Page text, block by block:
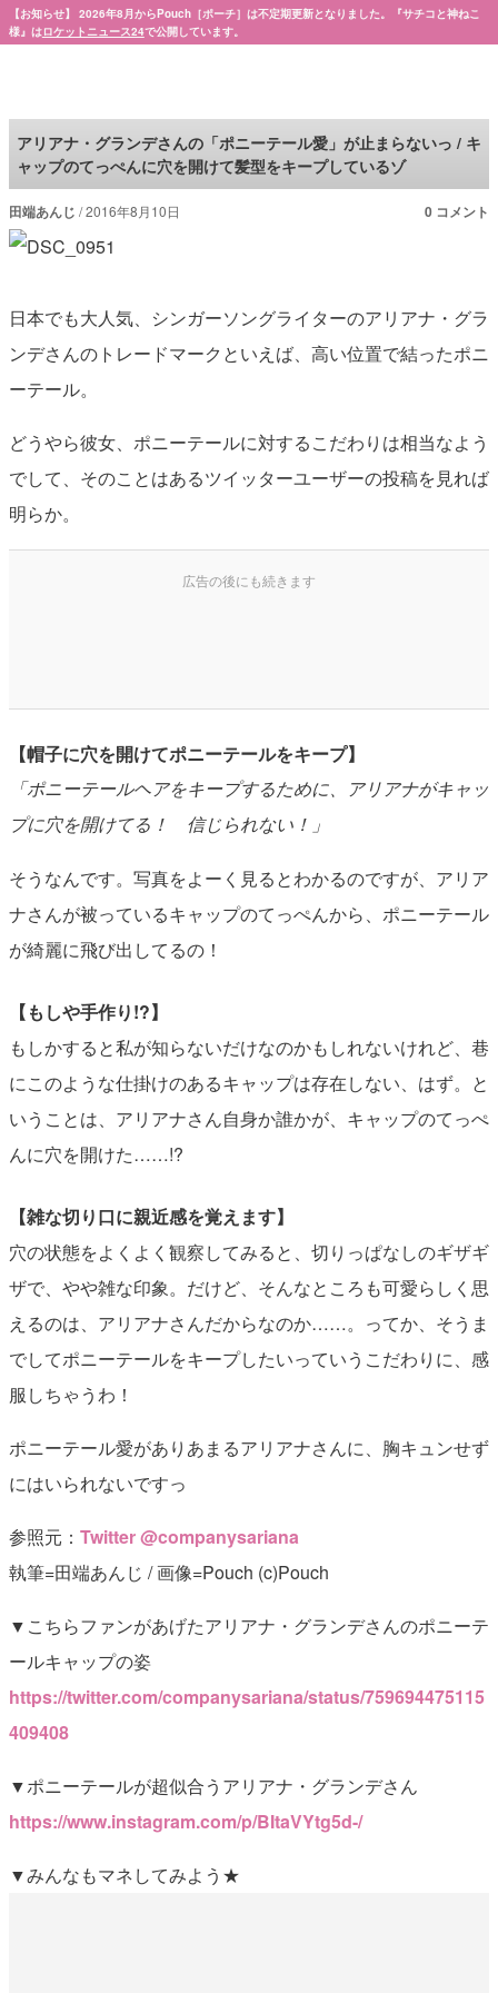
【お知らせ】 2026年8月からPouch［ポーチ］は不定期更新となりました。『サチコと神ねこ
様』はロケットニュース24で公開しています。
アリアナ・グランデさんの「ポニーテール愛」が止まらないっ / キ
ャップのてっぺんに穴を開けて髪型をキープしているゾ
田端あんじ 2016年8月10日 0 コメント
日本でも大人気、シンガーソングライターのアリアナ・グラ
ンデさんのトレードマークといえば、高い位置で結ったポニ
ーテール。
どうやら彼女、ポニーテールに対するこだわりは相当なよう
でして、そのことはあるツイッターユーザーの投稿を見れば
明らか。
【帽子に穴を開けてポニーテールをキープ】
「ポニーテールヘアをキープするために、アリアナがキャッ
プに穴を開けてる！ 信じられない！」
そうなんです。写真をよーく見るとわかるのですが、アリア
ナさんが被っているキャップのてっぺんから、ポニーテール
が綺麗に飛び出してるの！
【もしや手作り!?】
もしかすると私が知らないだけなのかもしれないけれど、巷
にこのような仕掛けのあるキャップは存在しない、はず。と
いうことは、アリアナさん自身か誰かが、キャップのてっぺ
んに穴を開けた……!?
【雑な切り口に親近感を覚えます】
穴の状態をよくよく観察してみると、切りっぱなしのギザギ
ザで、やや雑な印象。だけど、そんなところも可愛らしく思
えるのは、アリアナさんだからなのか……。ってか、そうま
でしてポニーテールをキープしたいっていうこだわりに、感
服しちゃうわ！
ポニーテール愛がありあまるアリアナさんに、胸キュンせず
にはいられないですっ
参照元： Twitter @companysariana
執筆=田端あんじ / 画像=Pouch (c)Pouch
▼こちらファンがあげたアリアナ・グランデさんのポニーテ
ールキャップの姿
https://twitter.com/companysariana/status/759694475115
409408
▼ポニーテールが超似合うアリアナ・グランデさん
https://www.instagram.com/p/BItaVYtg5d-/
▼みんなもマネしてみよう★